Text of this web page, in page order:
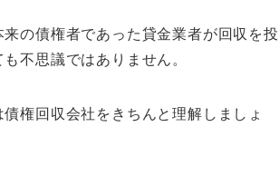
の債権者であった貸金業者が回収を投
不思議ではありません。
権回収会社をきちんと理解しましょ